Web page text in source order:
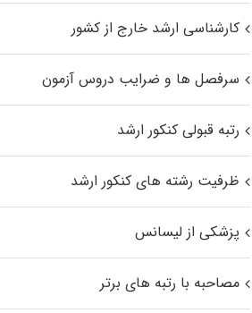
کارشناسی ارشد خارج از کشور
سرفصل ها و ضرایب دروس آزمون
رتبه قبولی کنکور ارشد
ظرفیت رشته های کنکور ارشد
پزشکی از لیسانس
مصاحبه با رتبه های برتر